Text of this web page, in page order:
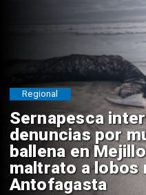
Sernapesca
denuncias por
ballena en
maltrato a lobos
Antofagasta
Regional